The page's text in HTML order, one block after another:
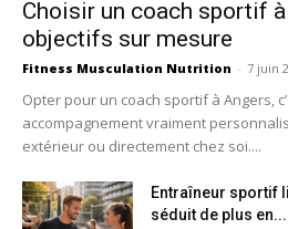
Choisir un coach sportif
objectifs sur mesure
Fitness Musculation Nutrition - 7 juin
Opter pour un coach sportif à Angers,
accompagnement vraiment
extérieur ou directement chez soi....
Entraîneur sportif
séduit de plus en...